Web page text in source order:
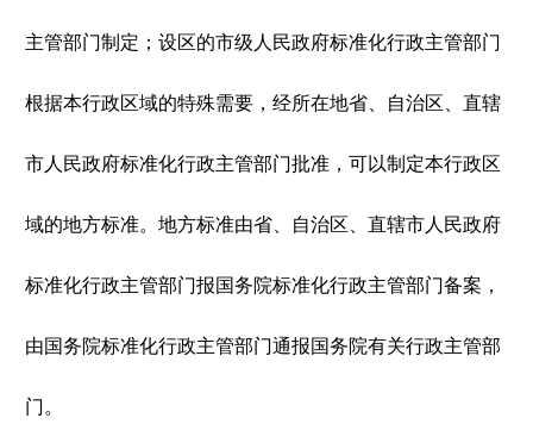
主管部门制定；设区的市级人民政府标准化行政主管部门
根据本行政区域的特殊需要，经所在地省、自治区、直辖
市人民政府标准化行政主管部门批准，可以制定本行政区
域的地方标准。地方标准由省、自治区、直辖市人民政府
标准化行政主管部门报国务院标准化行政主管部门备案，
由国务院标准化行政主管部门通报国务院有关行政主管部
门。